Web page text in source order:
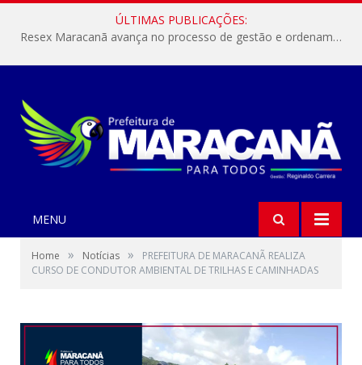
ÚLTIMAS PUBLICAÇÕES:
Resex Maracanã avança no processo de gestão e ordenamento do turismo em nossas áreas protegidas.
MENU
Home » Notícias »
PREFEITURA DE MARACANÃ REALIZA
CURSO DE CONDUTOR AMBIENTAL DE TRILHAS E CAMINHADAS